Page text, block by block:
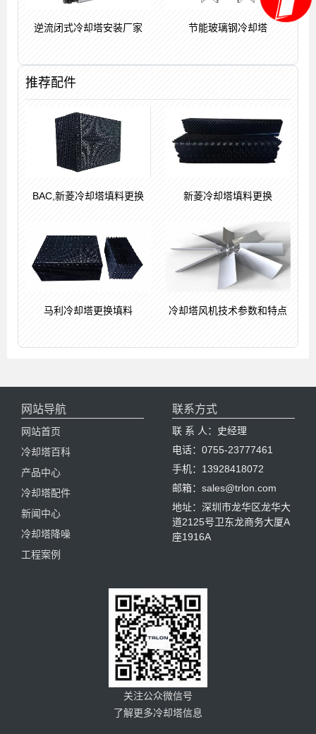
逆流闭式冷却塔安装厂家 节能玻璃钢冷却塔
推荐配件
BAC,新菱冷却塔填料更换 新菱冷却塔填料更换
马利冷却塔更换填料 冷却塔风机技术参数和特点
网站导航
网站首页
冷却塔百科
产品中心
冷却塔配件
新闻中心
冷却塔降噪
工程案例
联系方式
联 系 人：史经理
电话：0755-23777461
手机：13928418072
邮箱：sales@trlon.com
地址：深圳市龙华区龙华大
道2125号卫东龙商务大厦A
座1916A
关注公众微信号
了解更多冷却塔信息